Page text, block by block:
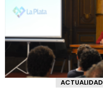
ACTUALIDAD